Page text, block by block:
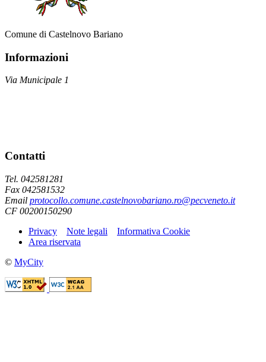
Comune di Castelnovo Bariano
Informazioni
Via Municipale 1
Contatti
Tel. 042581281
Fax 042581532
Email protocollo.comune.castelnovobariano.ro@pecveneto.it
CF 00200150290
Privacy
Note legali
Informativa Cookie
Area riservata
© MyCity